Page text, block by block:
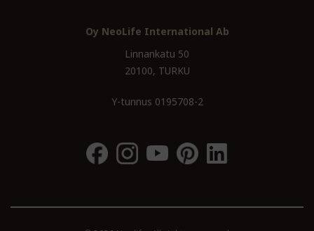
Oy NeoLife International Ab
Linnankatu 50
20100, TURKU
Y-tunnus 0195708-2